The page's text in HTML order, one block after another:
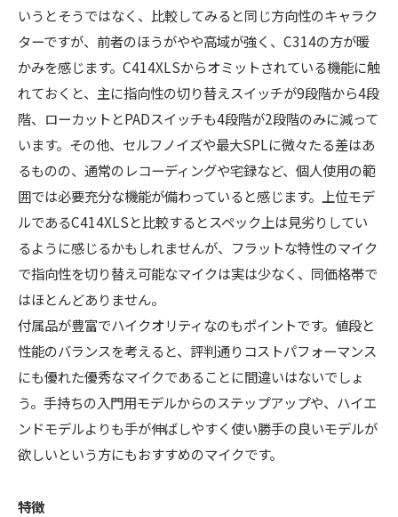
いうとそうではなく、比較してみると同じ方向性のキャラク
ターですが、前者のほうがやや高域が強く、C314の方が暖
かみを感じます。C414XLSからオミットされている機能に触
れておくと、主に指向性の切り替えスイッチが9段階から4段
階、ローカットとPADスイッチも4段階が2段階のみに減って
います。その他、セルフノイズや最大SPLに微々たる差はあ
るものの、通常のレコーディングや宅録など、個人使用の範
囲では必要充分な機能が備わっていると感じます。上位モデ
ルであるC414XLSと比較するとスペック上は見劣りしてい
るように感じるかもしれませんが、フラットな特性のマイク
で指向性を切り替え可能なマイクは実は少なく、同価格帯で
はほとんどありません。
付属品が豊富でハイクオリティなのもポイントです。値段と
性能のバランスを考えると、評判通りコストパフォーマンス
にも優れた優秀なマイクであることに間違いはないでしょ
う。手持ちの入門用モデルからのステップアップや、ハイエ
ンドモデルよりも手が伸ばしやすく使い勝手の良いモデルが
欲しいという方にもおすすめのマイクです。
特徴